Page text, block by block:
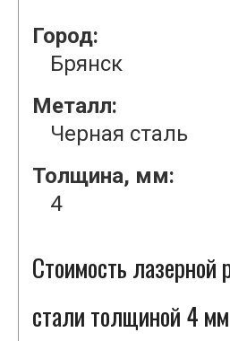
Город:
Брянск
Металл:
Черная сталь
Толщина, мм:
4
Стоимость лазерной
стали толщиной 4